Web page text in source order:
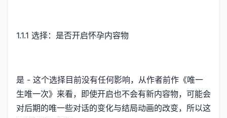
1.1.1 选择：是否开启怀孕内容物
是 - 这个选择目前没有任何影响，从作者前作《唯一
生唯一次》来看，即使开启也不会有新内容物，可能会
对后期的唯一些对话的变化与结局动画的改变，所以这